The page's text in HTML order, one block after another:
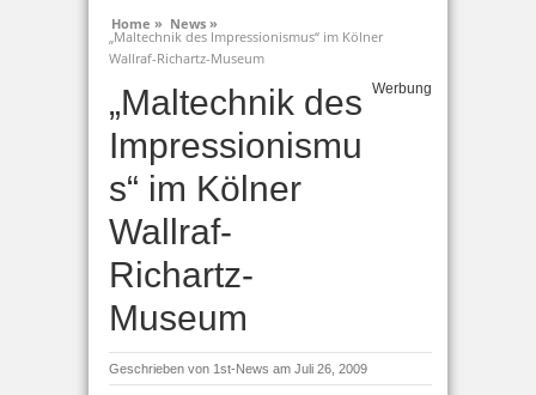
Home » News »
„Maltechnik des Impressionismus“ im Kölner
Wallraf-Richartz-Museum
„Maltechnik des
Impressionismu
s“ im Kölner
Wallraf-
Richartz-
Museum
Werbung
Geschrieben von 1st-News am Juli 26, 2009